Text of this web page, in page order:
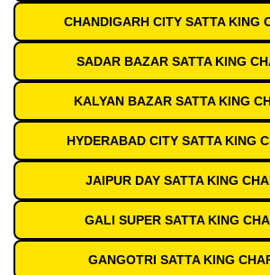
CHANDIGARH CITY SATTA KING
SADAR BAZAR SATTA KING
KALYAN BAZAR SATTA KING
HYDERABAD CITY SATTA KING
JAIPUR DAY SATTA KING
GALI SUPER SATTA KING
GANGOTRI SATTA KING